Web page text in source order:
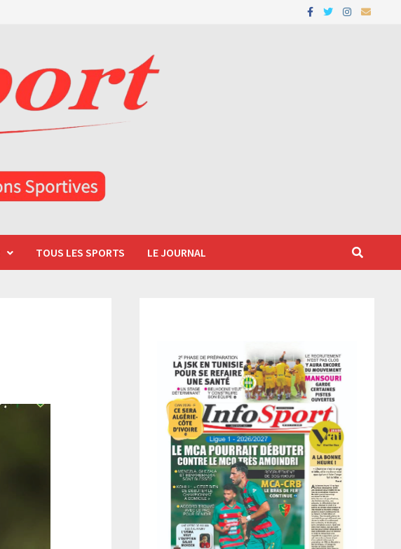
TOUS LES SPORTS LE JOURNAL